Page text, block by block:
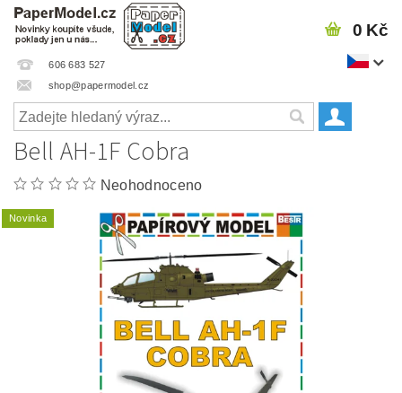
606 683 527
shop@papermodel.cz
0 Kč
Bell AH-1F Cobra
Neohodnoceno
Novinka